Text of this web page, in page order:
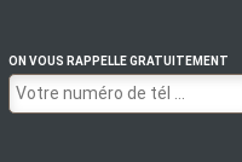
ON VOUS RAPPELLE GRATUITEMENT